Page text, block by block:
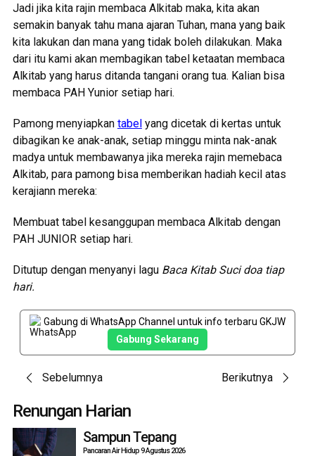
Jadi jika kita rajin membaca Alkitab maka, kita akan
semakin banyak tahu mana ajaran Tuhan, mana yang baik
kita lakukan dan mana yang tidak boleh dilakukan. Maka
dari itu kami akan membagikan tabel ketaatan membaca
Alkitab yang harus ditanda tangani orang tua. Kalian bisa
membaca PAH Yunior setiap hari.
Pamong menyiapkan tabelyang dicetak di kertas untuk
dibagikan ke anak-anak, setiap minggu minta nak-anak
madya untuk membawanya jika mereka rajin memebaca
Alkitab, para pamong bisa memberikan hadiah kecil atas
kerajiann mereka:
Membuat tabel kesanggupan membaca Alkitab dengan
PAH JUNIOR setiap hari.
Ditutup dengan menyanyi lagu Baca Kitab Suci doa tiap
hari.
Gabung di WhatsApp Channel untuk info terbaru GKJW
Gabung Sekarang
Post
navigation
Sebelumnya Berikutnya
Renungan Harian
Sampun Tepang
Pancaran Air Hidup 9 Agustus 2026